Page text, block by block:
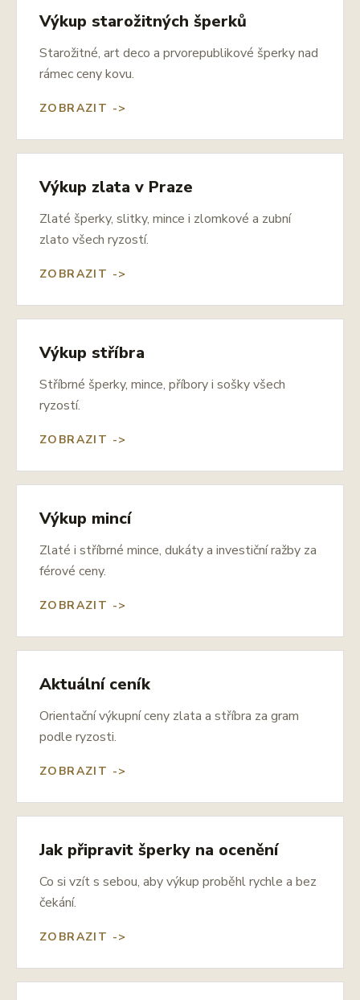
Výkup starožitných šperků
Starožitné, art deco a prvorepublikové šperky nad
rámec ceny kovu.
ZOBRAZIT ->
Výkup zlata v Praze
Zlaté šperky, slitky, mince i zlomkové a zubní
zlato všech ryzostí.
ZOBRAZIT ->
Výkup stříbra
Stříbrné šperky, mince, příbory i sošky všech
ryzostí.
ZOBRAZIT ->
Výkup mincí
Zlaté i stříbrné mince, dukáty a investiční ražby za
férové ceny.
ZOBRAZIT ->
Aktuální ceník
Orientační výkupní ceny zlata a stříbra za gram
podle ryzosti.
ZOBRAZIT ->
Jak připravit šperky na ocenění
Co si vzít s sebou, aby výkup proběhl rychle a bez
čekání.
ZOBRAZIT ->